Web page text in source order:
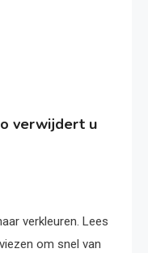
verwijdert u
verkleuren. Lees
om snel van